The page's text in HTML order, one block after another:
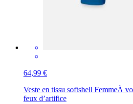
64,99 €
Veste en tissu softshell FemmeÀ
feux d’artifice